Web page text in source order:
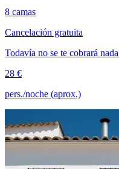
8 camas
Cancelación gratuita
Todavía no se te cobrará
28 €
pers./noche (aprox.)